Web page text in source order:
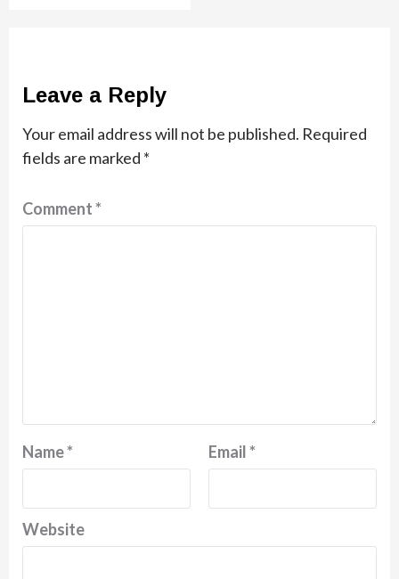
Leave a Reply
Your email address will not be published. Required
fields are marked *
Comment*
Name* Email*
Website